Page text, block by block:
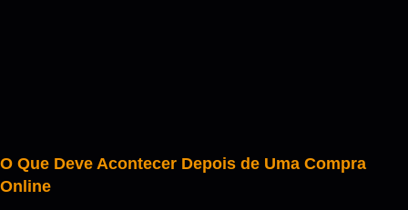
O Que Deve Acontecer Depois de Uma Compra
Online